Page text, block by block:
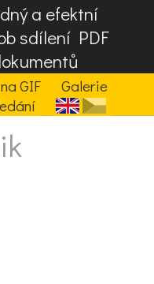
a efektní
sdílení PDF
GIF
Galerie